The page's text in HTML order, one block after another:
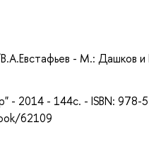
В.А.Евстафьев - М.: Дашков и
- 2014 - 144с. - ISBN: 978-
62109